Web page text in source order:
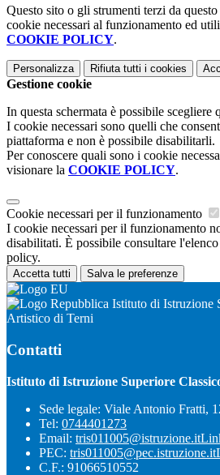
Questo sito o gli strumenti terzi da
cookie necessari al funzionamento ed
COOKIE POLICY.
Personalizza Rifiuta tutti i cookies
Gestione cookie
In questa schermata è possibile scegliere
I cookie necessari sono quelli che
piattaforma e non è possibile disabilitarli.
Per conoscere quali sono i cookie
visionare la COOKIE POLICY.
Cookie necessari per il funzionamento
I cookie necessari per il funzionamento
disabilitati. È possibile consultare
policy.
Accetta tutti Salva le preferenze
Istituto di Istruzione
Artistico di Terni
Contatti
Istituto di Istruzione Superiore
Sede legale: Viale Antonio Fratti,
Tel: 0744401273
Email: tris011005@istruzione.it
PEC: tris011005@pec.istruzione.it
C.F.: 91066510552